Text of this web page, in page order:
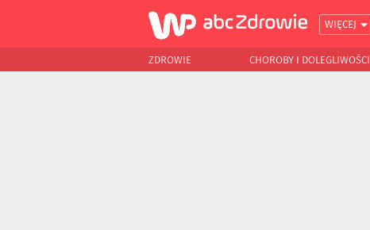
WIĘCEJ
ZDROWIE CHOROBY I DOLEGLIWOŚCI